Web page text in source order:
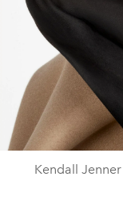
Kendall